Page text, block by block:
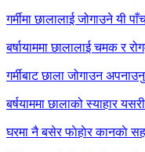
गर्मीमा छालालाई जोगाउने यी
बर्षायाममा छालालाई चमक र
गर्मीबाट छाला जोगाउन
बर्षयाममा छालाको स्याहार
घरमा नै बसेर फाेहाेर कानकाे